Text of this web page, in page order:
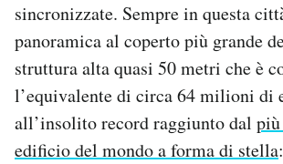
sincronizzate. Sempre in questa
panoramica al coperto più grande
struttura alta quasi 50 metri che è
l’equivalente di circa 64 milioni di
all’insolito record raggiunto dal
edificio del mondo a forma di stella